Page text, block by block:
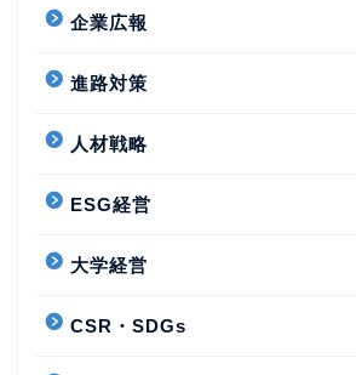
企業広報
進路対策
人材戦略
ESG経営
大学経営
CSR・SDGs